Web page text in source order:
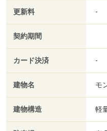
更新料 -
契約期間
カード決済 -
建物名 モ
建物構造 軽